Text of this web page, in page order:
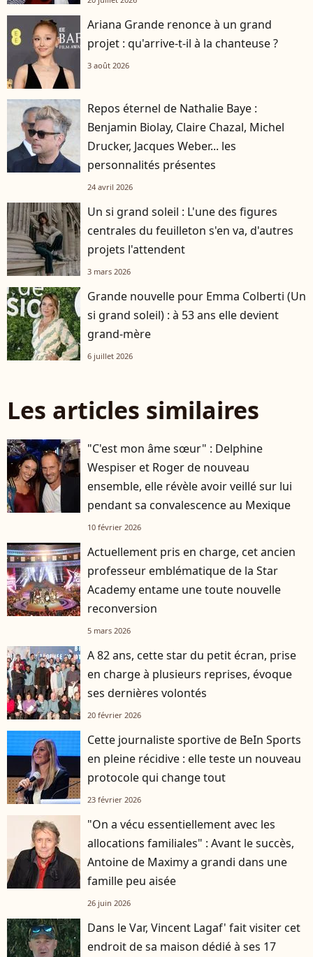
Ariana Grande renonce à un grand
projet : qu'arrive-t-il à la chanteuse ?
3 août 2026
Repos éternel de Nathalie Baye :
Benjamin Biolay, Claire Chazal, Michel
Drucker, Jacques Weber... les
personnalités présentes
24 avril 2026
Un si grand soleil : L'une des figures
centrales du feuilleton s'en va, d'autres
projets l'attendent
3 mars 2026
Grande nouvelle pour Emma Colberti (Un
si grand soleil) : à 53 ans elle devient
grand-mère
6 juillet 2026
Les articles similaires
"C'est mon âme sœur" : Delphine
Wespiser et Roger de nouveau
ensemble, elle révèle avoir veillé sur lui
pendant sa convalescence au Mexique
10 février 2026
Actuellement pris en charge, cet ancien
professeur emblématique de la Star
Academy entame une toute nouvelle
reconversion
5 mars 2026
A 82 ans, cette star du petit écran, prise
en charge à plusieurs reprises, évoque
ses dernières volontés
20 février 2026
Cette journaliste sportive de BeIn Sports
en pleine récidive : elle teste un nouveau
protocole qui change tout
23 février 2026
"On a vécu essentiellement avec les
allocations familiales" : Avant le succès,
Antoine de Maximy a grandi dans une
famille peu aisée
26 juin 2026
Dans le Var, Vincent Lagaf' fait visiter cet
endroit de sa maison dédié à ses 17